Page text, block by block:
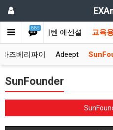
BBS
메인 ♣에이텐 에센셜 교육
라즈베리파이 Adeept
SunFounder